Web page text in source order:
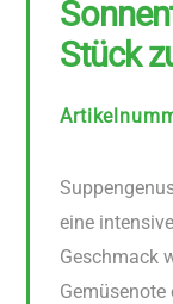
Stück
eine
Geschmack
Gemüsenote